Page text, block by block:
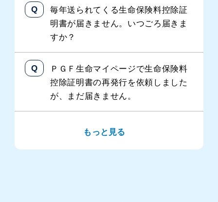
毎年送られてくる生命保険料控除証
明書が届きません。いつごろ届きま
すか？
ＰＧＦ生命マイページで生命保険料
控除証明書の再発行を依頼しました
が、まだ届きません。
もっと見る